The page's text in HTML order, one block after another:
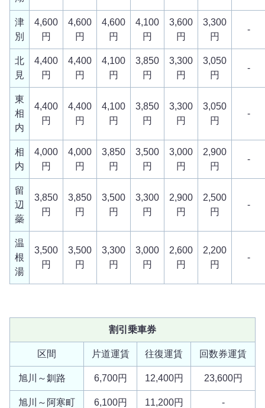
津
別
4,600
円
4,600
円
4,600
円
4,100
円
3,600
円
3,300
円
-
北
見
4,400
円
4,400
円
4,100
円
3,850
円
3,300
円
3,050
円
-
東
相
内
4,400
円
4,400
円
4,100
円
3,850
円
3,300
円
3,050
円
-
相
内
4,000
円
4,000
円
3,850
円
3,500
円
3,000
円
2,900
円
-
留
辺
蘂
3,850
円
3,850
円
3,500
円
3,300
円
2,900
円
2,500
円
-
温
根
湯
3,500
円
3,500
円
3,300
円
3,000
円
2,600
円
2,200
円
-
割引乗車券
区間 片道運賃 往復運賃 回数券運賃
旭川～釧路 6,700円 12,400円 23,600円
旭川～阿寒町 6,100円 11,200円 -